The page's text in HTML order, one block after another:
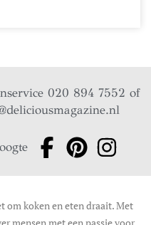
020 894 7552 of
om koken en eten draait. Met